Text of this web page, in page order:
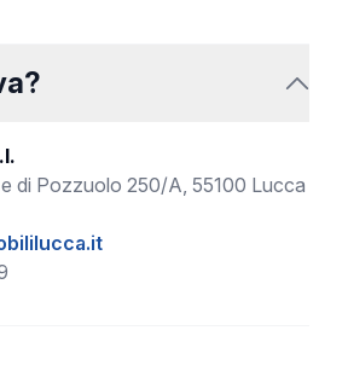
di Pozzuolo 250/A, 55100 Lucca